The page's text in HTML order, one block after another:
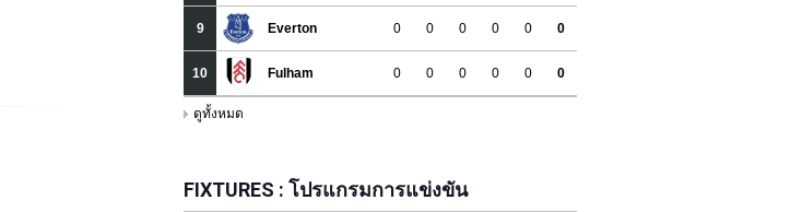
FIXTURES : โปรแกรมการแข่งขัน